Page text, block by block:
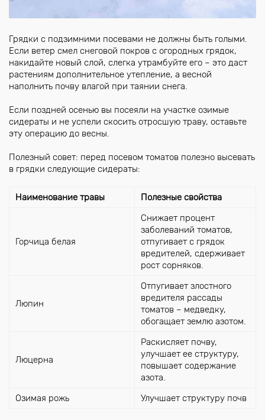
Грядки с подзимними посевами не должны быть голыми.
Если ветер смел снеговой покров с огородных грядок,
накидайте новый слой, слегка утрамбуйте его – это даст
растениям дополнительное утепление, а весной
наполнить почву влагой при таянии снега.
Если поздней осенью вы посеяли на участке озимые
сидераты и не успели скосить отросшую траву, оставьте
эту операцию до весны.
Полезный совет: перед посевом томатов полезно высевать
в грядки следующие сидераты:
Наименование травы Полезные свойства
Горчица белая
Снижает процент
заболеваний томатов,
отпугивает с грядок
вредителей, сдерживает
рост сорняков.
Люпин
Отпугивает злостного
вредителя рассады
томатов – медведку,
обогащает землю азотом.
Люцерна
Раскисляет почву,
улучшает ее структуру,
повышает содержание
азота.
Озимая рожь
Улучшает структуру почв